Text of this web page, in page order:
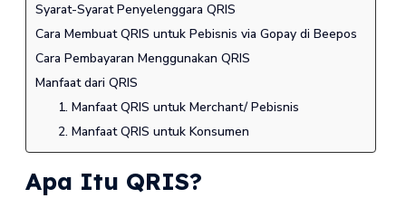
Syarat-Syarat Penyelenggara QRIS
Cara Membuat QRIS untuk Pebisnis via Gopay di Beepos
Cara Pembayaran Menggunakan QRIS
Manfaat dari QRIS
1. Manfaat QRIS untuk Merchant/ Pebisnis
2. Manfaat QRIS untuk Konsumen
Apa Itu QRIS?